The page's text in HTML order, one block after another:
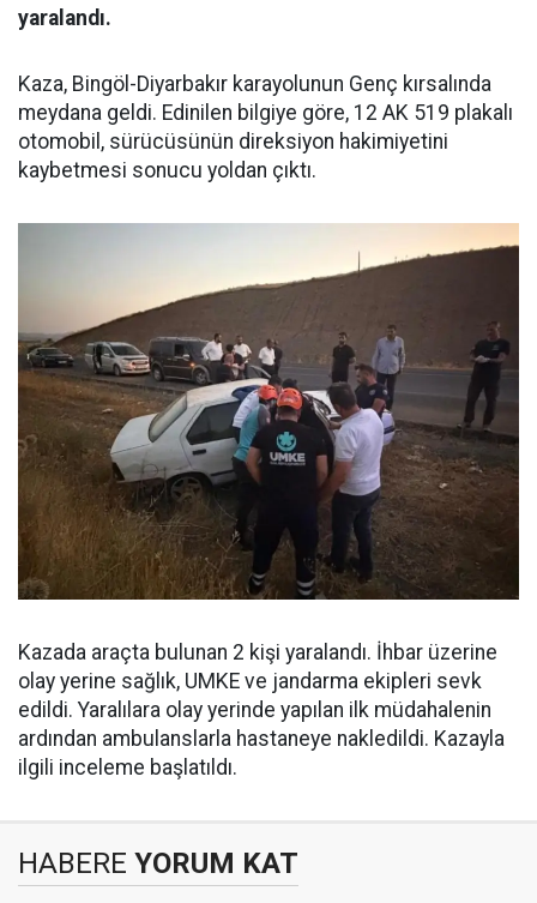
yaralandı.
Kaza, Bingöl-Diyarbakır karayolunun Genç kırsalında
meydana geldi. Edinilen bilgiye göre, 12 AK 519 plakalı
otomobil, sürücüsünün direksiyon hakimiyetini
kaybetmesi sonucu yoldan çıktı.
Kazada araçta bulunan 2 kişi yaralandı. İhbar üzerine
olay yerine sağlık, UMKE ve jandarma ekipleri sevk
edildi. Yaralılara olay yerinde yapılan ilk müdahalenin
ardından ambulanslarla hastaneye nakledildi. Kazayla
ilgili inceleme başlatıldı.
HABERE YORUM KAT